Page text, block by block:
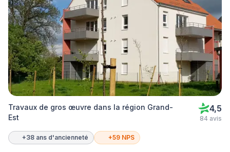
Travaux de gros œuvre dans la région Grand-
Est
4,5
84 avis
+38 ans d'ancienneté +59 NPS